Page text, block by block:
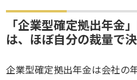
「企業型確定拠出年金
は、ほぼ自分の裁量で
企業型確定拠出年金は会社の